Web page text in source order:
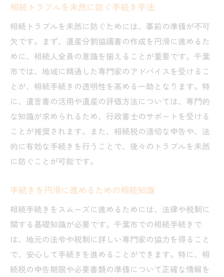
相続トラブルを未然に防ぐ手続き手法
相続トラブルを未然に防ぐためには、事前の準備が不可
欠です。まず、遺産分割協議書の作成を円滑に進めるた
めに、相続人全員の意識を揃えることが重要です。千葉
市では、地域に精通した専門家のアドバイスを受けるこ
とが、相続手続きの透明性を高める一助となります。特
に、遺言書の活用や遺産の評価方法については、専門的
な知識が求められるため、行政書士のサポートを受ける
ことが推奨されます。また、相続税の適切な申告や、法
的に有効な手続きを行うことで、後々のトラブルを未然
に防ぐことが可能です。
手続きを円滑に進めるための相続知識
相続手続きをスムーズに進めるためには、法律や税制に
関する基礎知識が必要です。千葉市での相続手続きで
は、地元の法令や税制に詳しい専門家の協力を得ること
で、安心して手続きを進めることができます。特に、相
続税の申告期限や必要書類の準備について正確な情報を